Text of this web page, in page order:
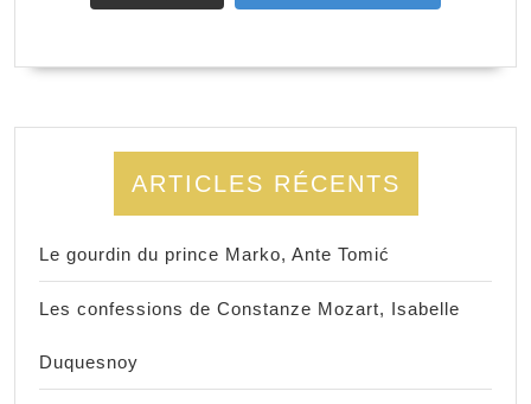
ARTICLES RÉCENTS
Le gourdin du prince Marko, Ante Tomić
Les confessions de Constanze Mozart, Isabelle
Duquesnoy